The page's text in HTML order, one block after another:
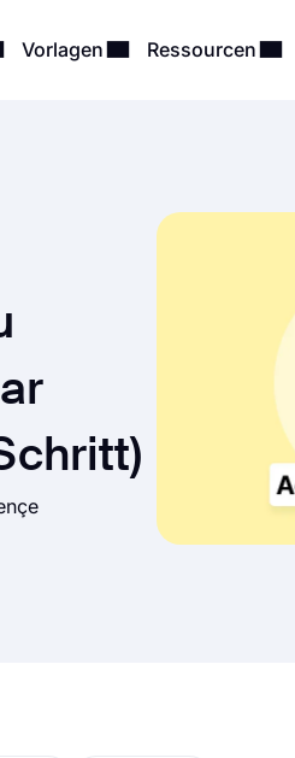
Vorlagen Ressourcen